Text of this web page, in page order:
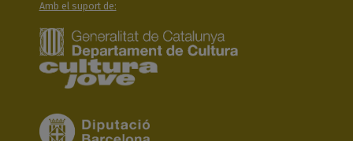
Amb el suport de: